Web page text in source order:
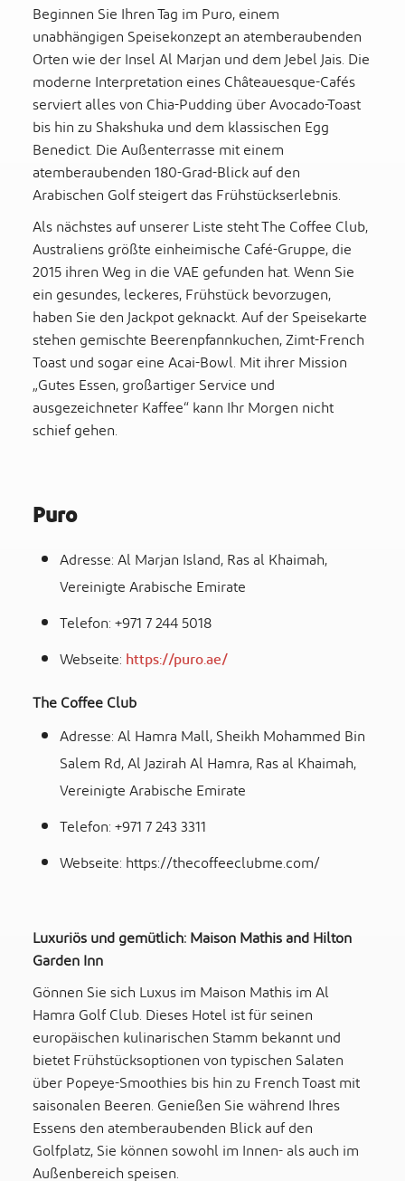
Beginnen Sie Ihren Tag im Puro, einem
unabhängigen Speisekonzept an atemberaubenden
Orten wie der Insel Al Marjan und dem Jebel Jais. Die
moderne Interpretation eines Châteauesque-Cafés
serviert alles von Chia-Pudding über Avocado-Toast
bis hin zu Shakshuka und dem klassischen Egg
Benedict. Die Außenterrasse mit einem
atemberaubenden 180-Grad-Blick auf den
Arabischen Golf steigert das Frühstückserlebnis.
Als nächstes auf unserer Liste steht The Coffee Club,
Australiens größte einheimische Café-Gruppe, die
2015 ihren Weg in die VAE gefunden hat. Wenn Sie
ein gesundes, leckeres, Frühstück bevorzugen,
haben Sie den Jackpot geknackt. Auf der Speisekarte
stehen gemischte Beerenpfannkuchen, Zimt-French
Toast und sogar eine Acai-Bowl. Mit ihrer Mission
„Gutes Essen, großartiger Service und
ausgezeichneter Kaffee“ kann Ihr Morgen nicht
schief gehen.
Puro
Adresse: Al Marjan Island, Ras al Khaimah,
Vereinigte Arabische Emirate
Telefon: +971 7 244 5018
Webseite:https://puro.ae/
The Coffee Club
Adresse: Al Hamra Mall, Sheikh Mohammed Bin
Salem Rd, Al Jazirah Al Hamra, Ras al Khaimah,
Vereinigte Arabische Emirate
Telefon: +971 7 243 3311
Webseite:https://thecoffeeclubme.com/
Luxuriös und gemütlich: Maison Mathis and Hilton
Garden Inn
Gönnen Sie sich Luxus im Maison Mathis im Al
Hamra Golf Club. Dieses Hotel ist für seinen
europäischen kulinarischen Stamm bekannt und
bietet Frühstücksoptionen von typischen Salaten
über Popeye-Smoothies bis hin zu French Toast mit
saisonalen Beeren. Genießen Sie während Ihres
Essens den atemberaubenden Blick auf den
Golfplatz, Sie können sowohl im Innen- als auch im
Außenbereich speisen.